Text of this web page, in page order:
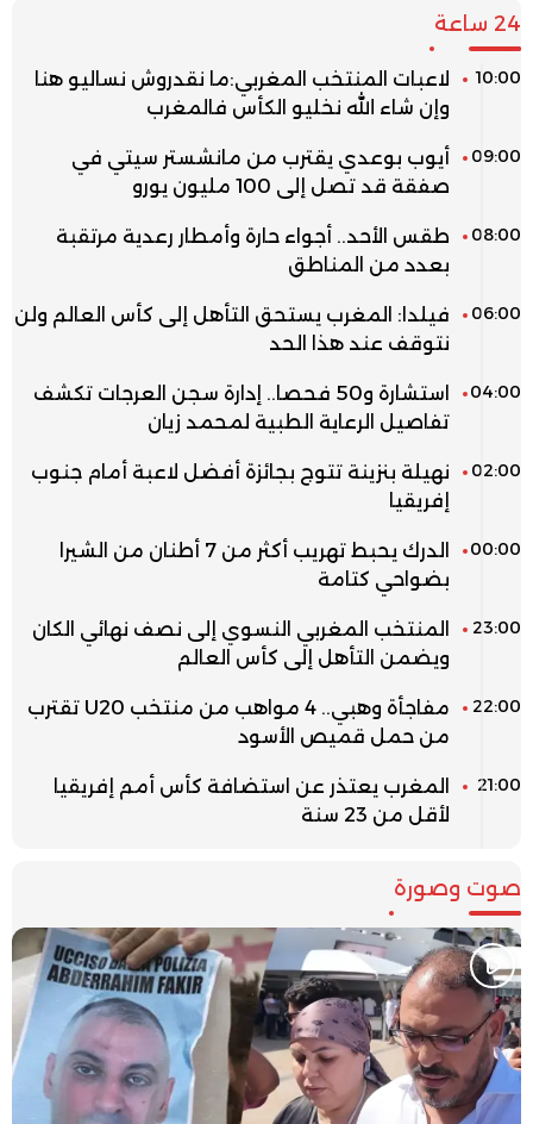
24 ساعة
10:00
لاعبات المنتخب المغربي:ما نقدروش نساليو هنا
وإن شاء الله نخليو الكأس فالمغرب
09:00
أيوب بوعدي يقترب من مانشستر سيتي في
صفقة قد تصل إلى 100 مليون يورو
08:00
طقس الأحد.. أجواء حارة وأمطار رعدية مرتقبة
بعدد من المناطق
06:00
فيلدا: المغرب يستحق التأهل إلى كأس العالم ولن
نتوقف عند هذا الحد
04:00
استشارة و50 فحصا.. إدارة سجن العرجات تكشف
تفاصيل الرعاية الطبية لمحمد زيان
02:00
نهيلة بنزينة تتوج بجائزة أفضل لاعبة أمام جنوب
إفريقيا
00:00
الدرك يحبط تهريب أكثر من 7 أطنان من الشيرا
بضواحي كتامة
23:00
المنتخب المغربي النسوي إلى نصف نهائي الكان
ويضمن التأهل إلى كأس العالم
22:00
مفاجأة وهبي.. 4 مواهب من منتخب U20 تقترب
من حمل قميص الأسود
21:00
المغرب يعتذر عن استضافة كأس أمم إفريقيا
لأقل من 23 سنة
صوت وصورة